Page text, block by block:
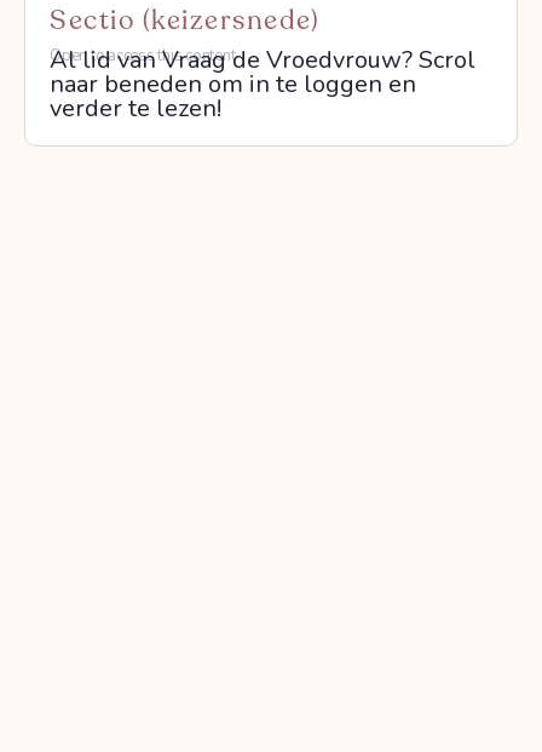
Sectio (keizersnede)
Open to access this content
Al lid van Vraag de Vroedvrouw? Scrol
naar beneden om in te loggen en
verder te lezen!